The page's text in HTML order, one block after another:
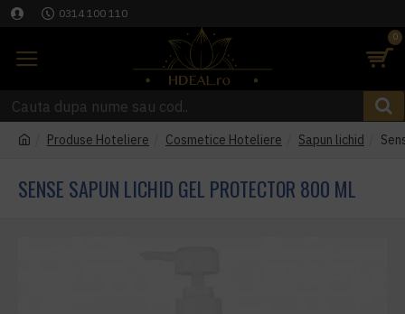
0314 100 110
0
Produse Hoteliere Cosmetice Hoteliere Sapun lichid
SENSE SAPUN LICHID GEL PROTECTOR 800 ML